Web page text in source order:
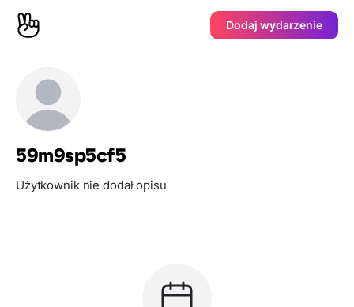
Dodaj wydarzenie
59m9sp5cf5
Użytkownik nie dodał opisu